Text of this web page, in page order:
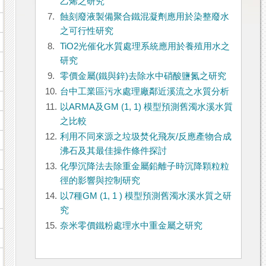
7.
蝕刻廢液製備聚合鐵混凝劑應用於染整廢水
之可行性研究
8.
TiO2光催化水質處理系統應用於養殖用水之
研究
9.
零價金屬(鐵與鋅)去除水中硝酸鹽氮之研究
10. 台中工業區污水處理廠鄰近溪流之水質分析
11. 以ARMA及GM (1, 1) 模型預測舊濁水溪水質
之比較
12. 利用不同來源之垃圾焚化飛灰/反應產物合成
沸石及其最佳操作條件探討
13. 化學沉降法去除重金屬鉛離子時沉降顆粒粒
徑的影響與控制研究
14. 以7種GM (1, 1 ) 模型預測舊濁水溪水質之研
究
15. 奈米零價鐵粉處理水中重金屬之研究